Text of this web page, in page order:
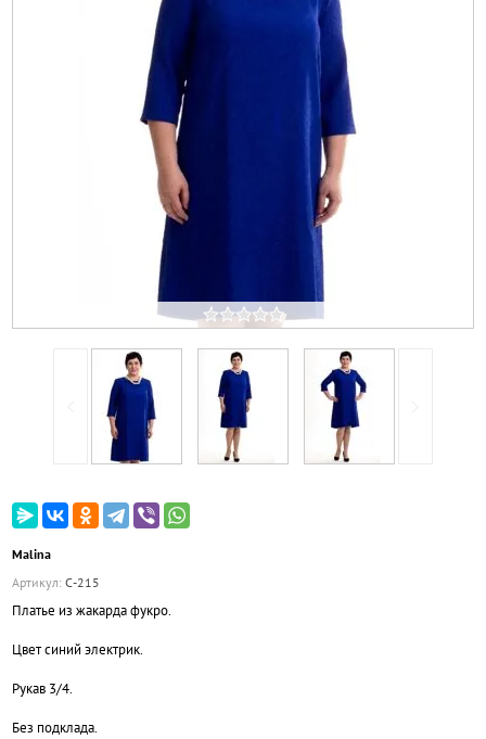
Malina
Артикул: С-215
Платье из жакарда фукро.
Цвет синий электрик.
Рукав 3/4.
Без подклада.